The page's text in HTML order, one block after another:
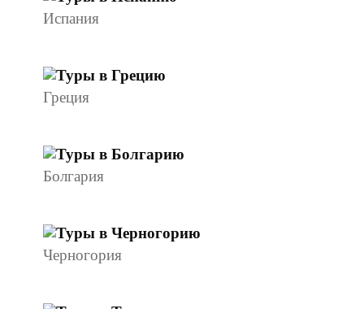
Испания
Греция
Болгария
Черногория